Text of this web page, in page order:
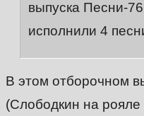
выпуска Песни-
исполнили 4
В этом отборочном
(Слободкин на рояле